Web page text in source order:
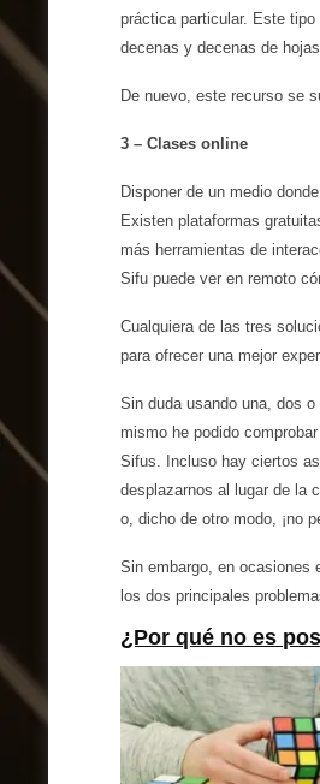
práctica particular. Este
decenas y decenas de
De nuevo, este recurso se
3 – Clases online
Disponer de un medio
Existen plataformas
más herramientas de
Sifu puede ver en remoto
Cualquiera de las tres
para ofrecer una mejor
Sin duda usando una, dos
mismo he podido
Sifus. Incluso hay ciertos
desplazarnos al lugar de la
o, dicho de otro modo, ¡no
Sin embargo, en ocasiones
los dos principales
¿Por qué no es